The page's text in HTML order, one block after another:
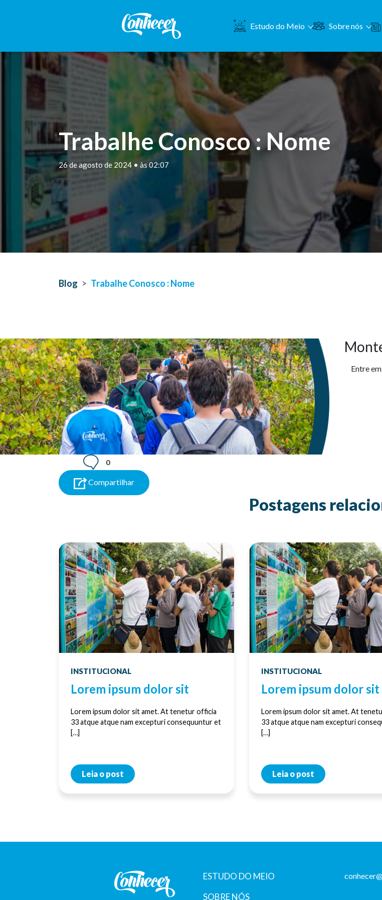
Estudo do Meio Sobre nós
Trabalhe Conosco : Nome
26 de agosto de 2024 • às 02:07
Blog Trabalhe Conosco : Nome
Entre
0
Compartilhar
Postagens
INSTITUCIONAL
Lorem ipsum dolor sit
Lorem ipsum dolor sit amet. At tenetur officia
33 atque atque nam excepturi consequuntur et
[…]
Leia o post
INSTITUCIONAL
Lorem ipsum dolor sit
Lorem ipsum dolor sit amet. At
33 atque atque nam excepturi
[…]
Leia o post
ESTUDO DO MEIO
SOBRE NÓS